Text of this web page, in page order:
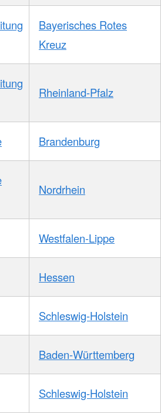
Bayerisches Rotes
Kreuz
Rheinland-Pfalz
Brandenburg
Nordrhein
Westfalen-Lippe
Hessen
Schleswig-Holstein
Baden-Württemberg
Schleswig-Holstein